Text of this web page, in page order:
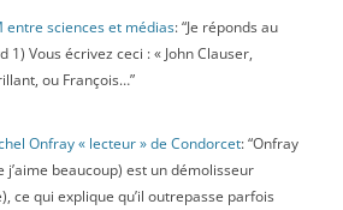
entre sciences et médias: “Je réponds au
Vous écrivez ceci : « John Clauser,
ou François…”
Onfray « lecteur » de Condorcet: “Onfray
beaucoup) est un démolisseur
ce qui explique qu’il outrepasse parfois